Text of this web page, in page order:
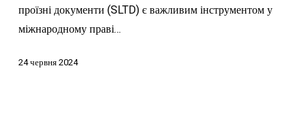
проїзні документи (SLTD) є важливим інструментом у
міжнародному праві…
24 червня 2024